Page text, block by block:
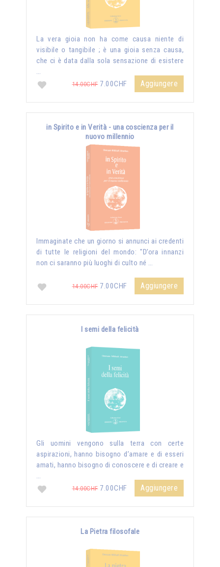
La vera gioia non ha come causa niente di
visibile o tangibile ; è una gioia senza causa,
che ci è data dalla sola sensazione di esistere
…
14.00CHF7.00CHF Aggiungere
in Spirito e in Verità - una coscienza per il
nuovo millennio
Immaginate che un giorno si annunci ai credenti
di tutte le religioni del mondo: "D’ora innanzi
non ci saranno più luoghi di culto né …
14.00CHF7.00CHF Aggiungere
I semi della felicità
Gli uomini vengono sulla terra con certe
aspirazioni, hanno bisogno d’amare e di esseri
amati, hanno bisogno di conoscere e di creare e
…
14.00CHF7.00CHF Aggiungere
La Pietra filosofale